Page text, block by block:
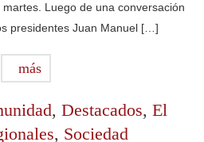
Luego de una conversación
presidentes Juan Manuel […]
más
, Destacados, El
, Sociedad